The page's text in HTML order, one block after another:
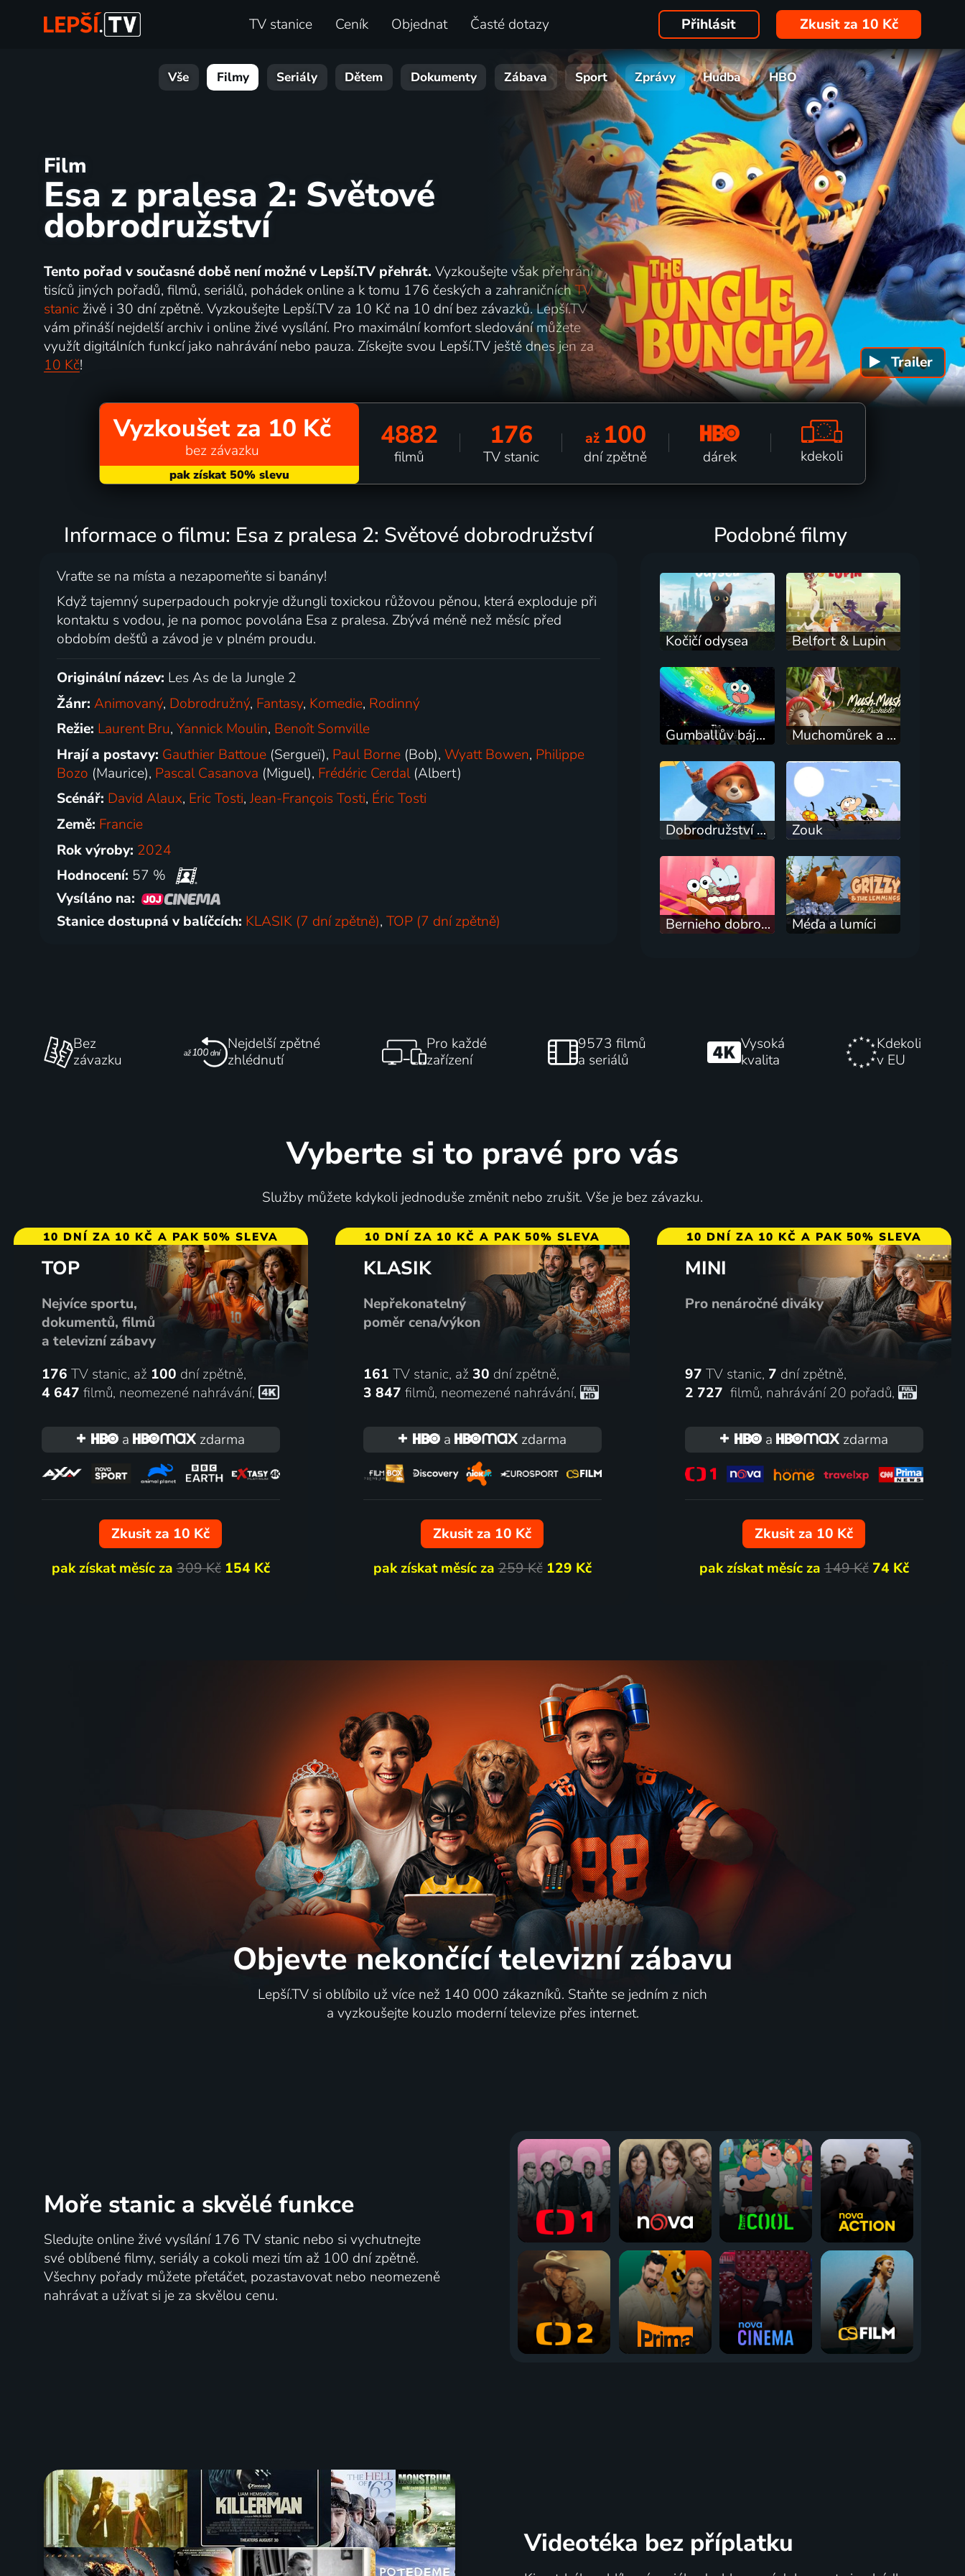
TV stanice Ceník Objednat Časté dotazy Přihlásit Zkusit za 10 Kč
Vše Filmy Seriály Dětem Dokumenty Zábava Sport Zprávy Hudba HBO
Film
Esa z pralesa 2: Světové
dobrodružství
Trailer k
Tento pořad v současné době není možné v Lepší.TV přehrát. Vyzkoušejte však přehrání
tisíců jiných pořadů, filmů, seriálů, pohádek online a k tomu 176 českých a zahraničníchTV
stanicživě i 30 dní zpětně. Vyzkoušejte Lepší.TV za 10 Kč na 10 dní bez závazků. Lepší.TV
vám přináší nejdelší archiv i online živé vysílání. Pro maximální komfort sledování můžete
využít digitálních funkcí jako nahrávání nebo pauza. Získejte svou Lepší.TV ještě dnes jen za
10 Kč!
Vyzkoušet za 10 Kč
bez závazku 4882
filmů
176
TV stanic
až 100
dní zpětně dárek kdekoli
Informace o filmu: Esa z pralesa 2: Světové dobrodružství
Vraťte se na místa a nezapomeňte si banány!
Když tajemný superpadouch pokryje džungli toxickou růžovou pěnou, která exploduje při
kontaktu s vodou, je na pomoc povolána Esa z pralesa. Zbývá méně než měsíc před
obdobím dešťů a závod je v plném proudu.
Originální název: Les As de la Jungle 2
Žánr:Animovaný, Dobrodružný, Fantasy, Komedie, Rodinný
Režie: Laurent Bru,Yannick Moulin, Benoît Somville
Hrají a postavy: Gauthier Battoue (Sergueï), Paul Borne (Bob),Wyatt Bowen, Philippe
Bozo (Maurice), Pascal Casanova (Miguel), Frédéric Cerdal(Albert)
Scénář: David Alaux, Eric Tosti,Jean-François Tosti, Éric Tosti
Země: Francie
Rok výroby: 2024
Hodnocení: 57 %
Vysíláno na:
Stanice dostupná v balíčcích: KLASIK (7 dní zpětně),TOP (7 dní zpětně)
Podobné filmy
Kočičí odysea Belfort & Lupin
Gumballův báječně potrhlý svět Muchomůrek a Muchlíci
Dobrodružství medvídka Paddingtona Zouk
Bernieho dobrodružství Méďa a lumíci
Bez
závazku
Nejdelší zpětné
zhlédnutí
Pro každé
zařízení
9573 filmů
a seriálů
Vysoká
kvalita
Kdekoli
v EU
Vyberte si to pravé pro vás
Služby můžete kdykoli jednoduše změnit nebo zrušit. Vše je bez závazku.
10 DNÍ ZA 10 KČ A PAK 50% SLEVA
TOP
Nejvíce sportu,
dokumentů, filmů
a televizní zábavy
176 TV stanic, až 100 dní zpětně,
4 647 filmů, neomezené nahrávání,
a zdarma
Zkusit za 10 Kč
pak získat měsíc za309 Kč 154 Kč
10 DNÍ ZA 10 KČ A PAK 50% SLEVA
KLASIK
Nepřekonatelný
poměr cena/výkon
161 TV stanic, až 30 dní zpětně,
3 847 filmů, neomezené nahrávání,
a zdarma
Zkusit za 10 Kč
pak získat měsíc za259 Kč 129 Kč
10 DNÍ ZA 10 KČ A PAK 50% SLEVA
MINI
Pro nenáročné diváky
97 TV stanic, 7 dní zpětně,
2 727 filmů, nahrávání 20 pořadů,
a zdarma
Zkusit za 10 Kč
pak získat měsíc za149 Kč 74 Kč
Objevte nekončící televizní zábavu
Lepší.TV si oblíbilo už více než 140 000 zákazníků. Staňte se jedním z nich
a vyzkoušejte kouzlo moderní televize přes internet.
Moře stanic a skvělé funkce
Sledujte online živé vysílání 176 TV stanic nebo si vychutnejte
své oblíbené filmy, seriály a cokoli mezi tím až 100 dní zpětně.
Všechny pořady můžete přetáčet, pozastavovat nebo neomezeně
nahrávat a užívat si je za skvělou cenu.
Videotéka bez příplatku